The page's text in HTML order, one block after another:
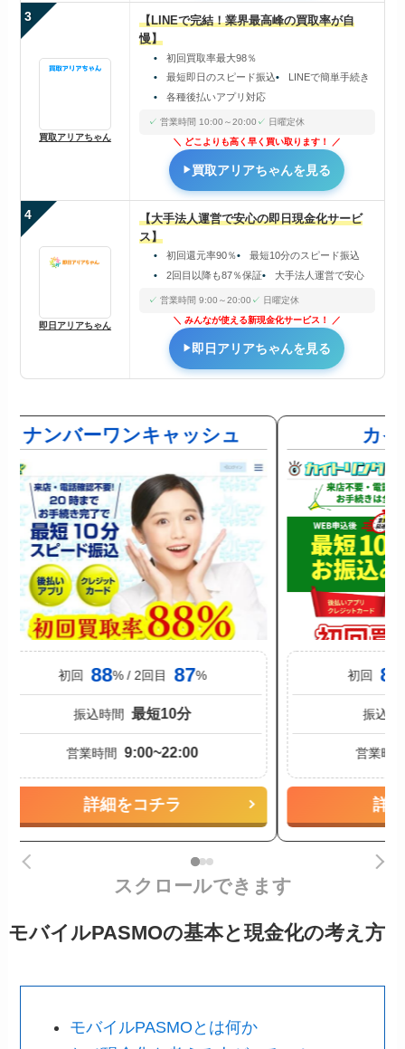
3
買取アリアちゃん
【LINEで完結！業界最高峰の買取率が自
慢】
初回買取率最大98％
最短即日のスピード振込
LINEで簡単手続き
各種後払いアプリ対応
営業時間 10:00～20:00
日曜定休
どこよりも高く早く買い取ります！
買取アリアちゃんを見る
4
即日アリアちゃん
【大手法人運営で安心の即日現金化サービ
ス】
初回還元率90％
最短10分のスピード振込
2回目以降も87％保証
大手法人運営で安心
営業時間 9:00～20:00
日曜定休
みんなが使える新現金化サービス！
即日アリアちゃんを見る
ナンバーワンキャッシュ
初回 88% / 2回目 87%
振込時間 最短10分
営業時間 9:00~22:00
詳細をコチラ
カ
初回 88
振込時
営業時
詳
スクロールできます
モバイルPASMOの基本と現金化の考え方
モバイルPASMOとは何か